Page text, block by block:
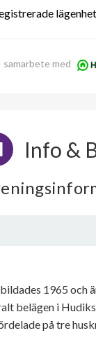
samarbete med
Info &
1965 och
belägen i
på tre